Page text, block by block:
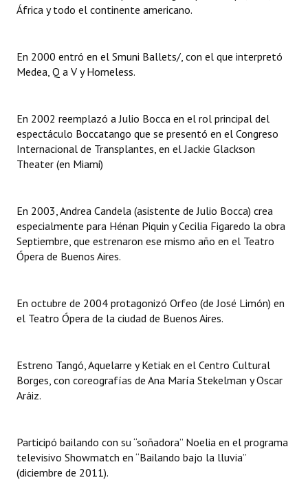
Premio al Mérito - Registro
Mujeres que Dejaron Huellas - Registro
Ciudadano Ilustre - Registro
Banca del Vecino - Registro
Antiguos Pobladores - Registro
Reconocimientos - Registro
Entrega de distinciones
REFORMA DE LA CARTA ORGÁNICA
África y todo el continente americano.
En 2000 entró en el Smuni Ballets/, con el que interpretó
Medea, Q a V y Homeless.
En 2002 reemplazó a Julio Bocca en el rol principal del
espectáculo Boccatango que se presentó en el Congreso
Internacional de Transplantes, en el Jackie Glackson
Theater (en Miami)
En 2003, Andrea Candela (asistente de Julio Bocca) crea
especialmente para Hénan Piquin y Cecilia Figaredo la obra
Septiembre, que estrenaron ese mismo año en el Teatro
Ópera de Buenos Aires.
En octubre de 2004 protagonizó Orfeo (de José Limón) en
el Teatro Ópera de la ciudad de Buenos Aires.
Estreno Tangó, Aquelarre y Ketiak en el Centro Cultural
Borges, con coreografías de Ana María Stekelman y Oscar
Aráiz.
Participó bailando con su “soñadora” Noelia en el programa
televisivo Showmatch en “Bailando bajo la lluvia”
(diciembre de 2011).